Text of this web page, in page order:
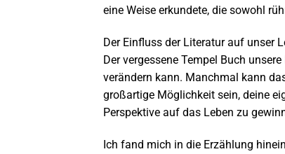
eine Weise erkundete, die sowohl
Der Einfluss der Literatur auf unser
Der vergessene Tempel Buch
verändern kann. Manchmal kann
großartige Möglichkeit sein, deine
Perspektive auf das Leben zu
Ich fand mich in die Erzählung